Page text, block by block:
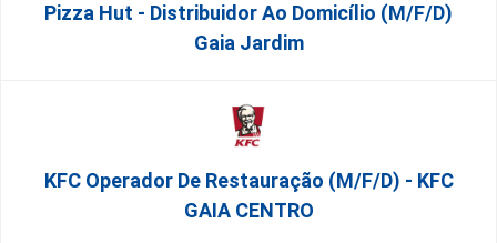
Pizza Hut - Distribuidor Ao Domicílio (m/f/d)
Gaia Jardim
KFC Operador De Restauração (m/f/d) - KFC
GAIA CENTRO